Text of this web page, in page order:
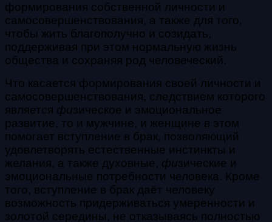
формирования собственной личности и
самосовершенствования, а также для того,
чтобы жить благополучно и созидать,
поддерживая при этом нормальную жизнь
общества и сохраняя род человеческий.
Что касается формирования своей личности и
самосовершенствования, следствием которого
является физическое и эмоциональное
развитие, то и мужчине, и женщине в этом
помогает вступление в брак, позволяющий
удовлетворять естественные инстинкты и
желания, а также духовные, физические и
эмоциональные потребности человека. Кроме
того, вступление в брак даёт человеку
возможность придерживаться умеренности и
золотой середины, не отказываясь полностью